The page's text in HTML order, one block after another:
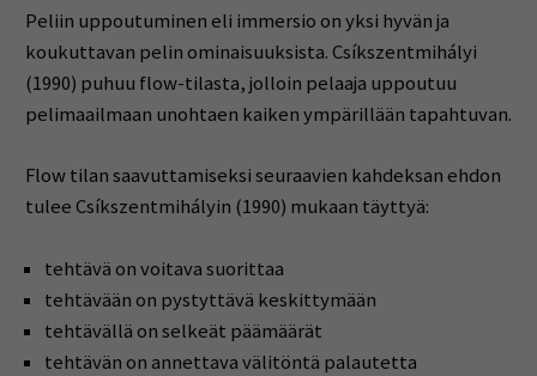
Peliin uppoutuminen eli immersio on yksi hyvän ja
koukuttavan pelin ominaisuuksista. Csíkszentmihályi
(1990) puhuu flow-tilasta, jolloin pelaaja uppoutuu
pelimaailmaan unohtaen kaiken ympärillään tapahtuvan.
Flow tilan saavuttamiseksi seuraavien kahdeksan ehdon
tulee Csíkszentmihályin (1990) mukaan täyttyä:
tehtävä on voitava suorittaa
tehtävään on pystyttävä keskittymään
tehtävällä on selkeät päämäärät
tehtävän on annettava välitöntä palautetta